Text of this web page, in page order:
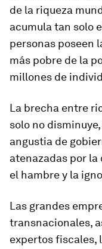
de la riqueza
acumula tan solo
personas poseen
más pobre de la
millones de
La brecha entre
solo no
angustia de
atenazadas por la
el hambre y la
Las grandes
transnacionales,
expertos fiscales,